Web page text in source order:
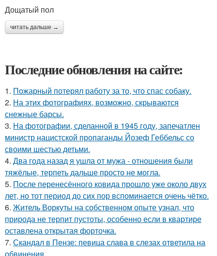
Дощатый пол
читать дальше →
Последние обновления на сайте:
1. Пожарный потерял работу за то, что спас собаку.
2. На этих фотографиях, возможно, скрываются
снежные барсы.
3. На фотографии, сделанной в 1945 году, запечатлен
министр нацистской пропаганды Йозеф Геббельс со
своими шестью детьми.
4. Два года назад я ушла от мужа - отношения были
тяжёлые, терпеть дальше просто не могла.
5. После перенесённого ковида прошло уже около двух
лет, но тот период до сих пор вспоминается очень чётко.
6. Житель Воркуты на собственном опыте узнал, что
природа не терпит пустоты, особенно если в квартире
оставлена открытая форточка.
7. Скандал в Пензе: певица слава в слезах ответила на
обвинения.